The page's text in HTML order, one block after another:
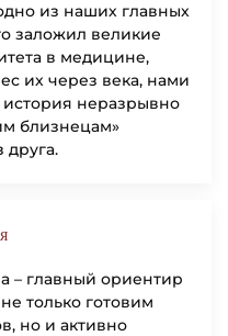
из наших главных
заложил великие
в медицине,
их через века, нами
неразрывно
близнецам»
друга.
– главный ориентир
только готовим
но и активно